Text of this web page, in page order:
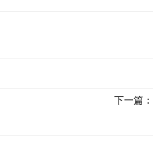
下一篇：